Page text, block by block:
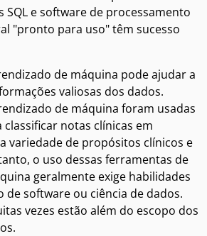
SQL e software de processamento
"pronto para uso" têm sucesso
de máquina pode ajudar a
valiosas dos dados.
de máquina foram usadas
notas clínicas em
variedade de propósitos clínicos e
o uso dessas ferramentas de
geralmente exige habilidades
de software ou ciência de dados.
vezes estão além do escopo dos